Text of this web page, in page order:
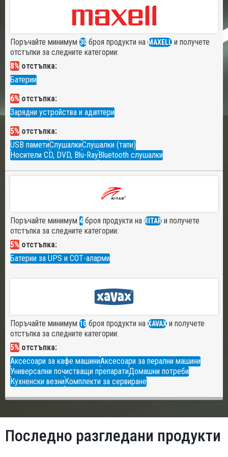
Поръчайте минимум 30 броя продукти на MAXELL и получете
отстъпки за следните категории:
8% отстъпка:
Батерии
6% отстъпка:
Зарядни устройства и адаптери
5% отстъпка:
USB паметиСлушалкиСлушалки (тапи)
Носители CD, DVD, Blu-RayBluetooth слушалки
Поръчайте минимум 4 броя продукти на RITAR и получете
отстъпка за следните категории:
5% отстъпка:
Батерии за UPS и СОТ-аларми
Поръчайте минимум 10 броя продукти на XAVAX и получете
отстъпка за следните категории:
5% отстъпка:
Аксесоари за кафе машиниАксесоари за перални машини
Универсални почистващи препаратиДомашни потреби
Кухненски везниКомплекти за сервиране
Последно разгледани продукти